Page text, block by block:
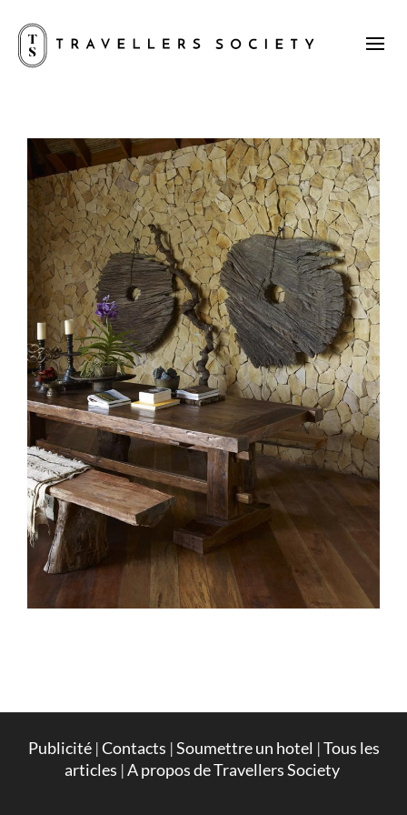
Publicité|Contacts |Soumettre un hotel |Tous les
articles |A propos de Travellers Society